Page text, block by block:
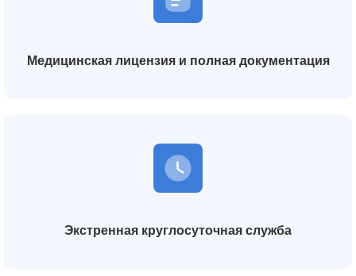
Медицинская лицензия и полная документация
Экстренная круглосуточная служба